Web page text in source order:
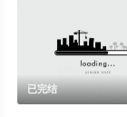
已完结